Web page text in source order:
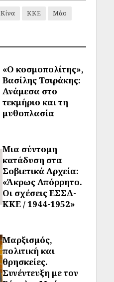
Κίνα ΚΚΕ Μάο
«Ο κοσμοπολίτης»,
Βασίλης Τσιράκης:
Ανάμεσα στο
τεκμήριο και τη
μυθοπλασία
Μια σύντομη
κατάδυση στα
Σοβιετικά Αρχεία:
«Άκρως Απόρρητο.
Οι σχέσεις ΕΣΣΔ-
ΚΚΕ / 1944-1952»
Μαρξισμός,
πολιτική και
θρησκείες.
Συνέντευξη με τον